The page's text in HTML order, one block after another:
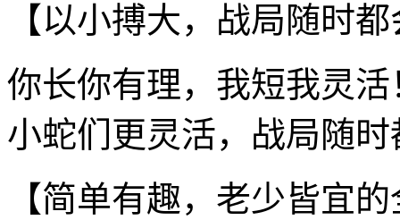
【以小搏大，战局随时
你长你有理，我短我灵
小蛇们更灵活，战局随
【简单有趣，老少皆宜